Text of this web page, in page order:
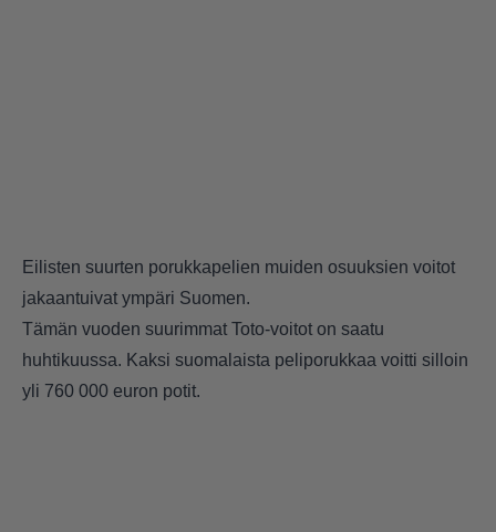
Eilisten suurten porukkapelien muiden osuuksien voitot
jakaantuivat ympäri Suomen.
Tämän vuoden suurimmat Toto-voitot on saatu
huhtikuussa. Kaksi suomalaista peliporukkaa voitti silloin
yli 760 000 euron potit.